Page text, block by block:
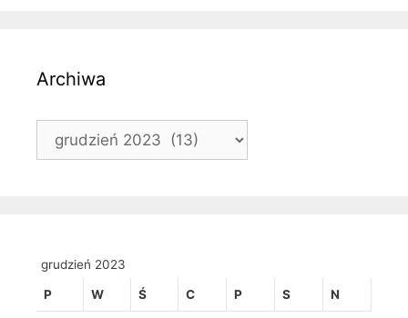
Archiwa
Archiwa
grudzień 2023
P W Ś C P S N